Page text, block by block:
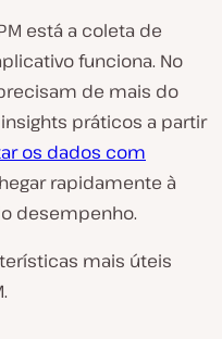
está a coleta de
funciona. No
de mais do
práticos a partir
os dados com
rapidamente à
desempenho.
mais úteis